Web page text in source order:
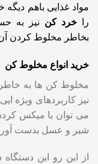
مواد غذایی باهم
را خرد کن نیز به
بخاطر مخلوط کردن
خرید انواع مخلوط کن
مخلوط کن ها به خاطر
نیز کاربردهای ویژه
می توان با میکس
شیر و عسل بدست
از این رو این